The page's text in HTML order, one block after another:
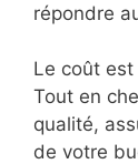
répondre
Le coût
Tout en
qualité,
de votre